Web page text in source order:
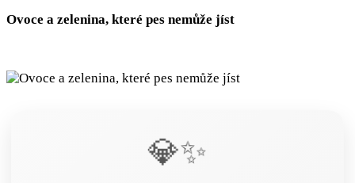
Ovoce a zelenina, které pes nemůže jíst
💎✨